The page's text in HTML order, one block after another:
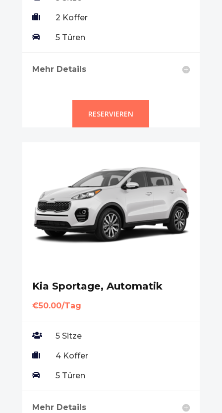
 2 Koffer
 5 Türen
Mehr Details
RESERVIEREN
Kia Sportage, Automatik
€50.00/Tag
 5 Sitze
 4 Koffer
 5 Türen
Mehr Details